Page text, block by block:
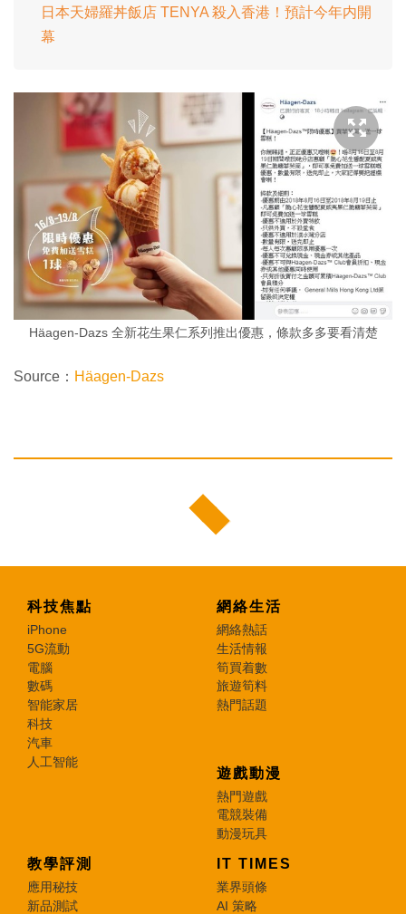
日本天婦羅丼飯店 TENYA 殺入香港！預計今年内開
幕
Häagen-Dazs 全新花生果仁系列推出優惠，條款多多要看清楚
Source： Häagen-Dazs
科技焦點
iPhone
5G流動
電腦
數碼
智能家居
科技
汽車
人工智能
網絡生活
網絡熱話
生活情報
筍買着數
旅遊筍料
熱門話題
遊戲動漫
熱門遊戲
電競裝備
動漫玩具
教學評測
應用秘技
新品測試
IT TIMES
業界頭條
AI 策略